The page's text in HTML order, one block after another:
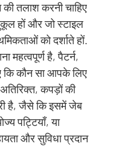
तलाश करनी चाहिए
हों और जो स्टाइल
को दर्शाते हों.
महत्वपूर्ण है, पैटर्न,
कि कौन सा आपके लिए
कपड़ों की
है, जैसे कि इसमें जेब
पट्टियाँ, या
और सुविधा प्रदान